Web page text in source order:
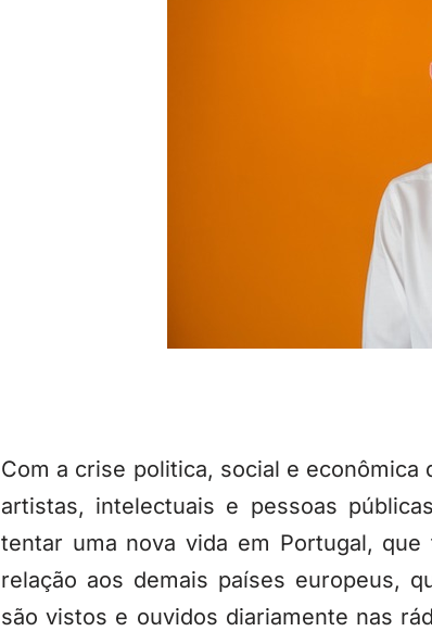
Com a crise politica, social e
artistas, intelectuais e pessoas
tentar uma nova vida em Portugal,
relação aos demais países europeus,
são vistos e ouvidos diariamente nas